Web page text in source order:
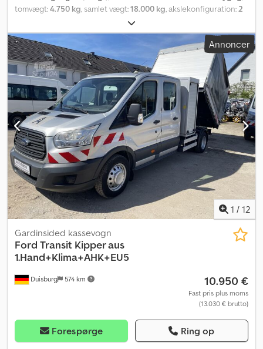
ændringer og mellemsalg Vi sælger udelukkende efter vores
handelsbetingelser og udelukker enhver form for garanti. Med
forbehold for fejl, ændringer og mellemsalg. Vi er tilgængelige
mandag til fredag fra kl. 9.00 til 17.00 uden pause, og lørdag efter
aftale. Uden for åbningstiden kan vi kontaktes for aftale pr.
telefon. Vi tager gerne dit nuværende brugte udstyr/køretøj i
bytte. Salg til erhvervskunder og eksportører prioriteres, hvilket
gælder for hele vores køretøjslager. Dsdezkmlxepfx Aahjkr De
ovennævnte oplysninger er uforbindende; fejl, ændringer og
mellemsalg forbeholdes!
tomvægt:4.750 kg, samlet vægt:18.000 kg, akslekonfiguration:2
04/2026
Trevejskipper Dodpszcc Rijfx Aahokr
Annoncer
1 / 12
Duisburg 574 km
Gardinsided kassevogn
Ford Transit Kipper aus
1.Hand+Klima+AHK+EU5
10.950 €
Fast pris plus moms
(13.030 € brutto)
Forespørge Ring op